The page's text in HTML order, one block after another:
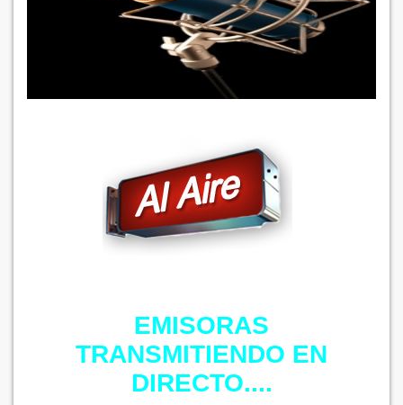
EMISORAS
TRANSMITIENDO EN
DIRECTO....